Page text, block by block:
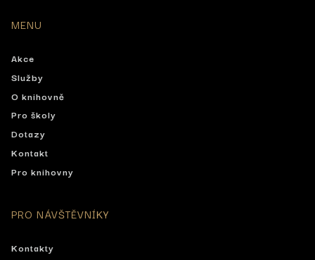
MENU
Akce
Služby
O knihovně
Pro školy
Dotazy
Kontakt
Pro knihovny
PRO NÁVŠTĚVNÍKY
Kontakty